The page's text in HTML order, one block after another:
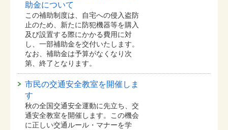
助金について
この補助制度は、自宅への侵入盗防
止のため、新たに防犯機器等を購入
及び設置する際にかかる費用に対
し、一部補助金を交付いたします。
なお、補助金は予算がなくなり次
第、終了となります。
市民の交通安全教室を開催しま
す
秋の全国交通安全運動に先立ち、交
通安全教室を開催します。この機会
に正しい交通ルール・マナーを学